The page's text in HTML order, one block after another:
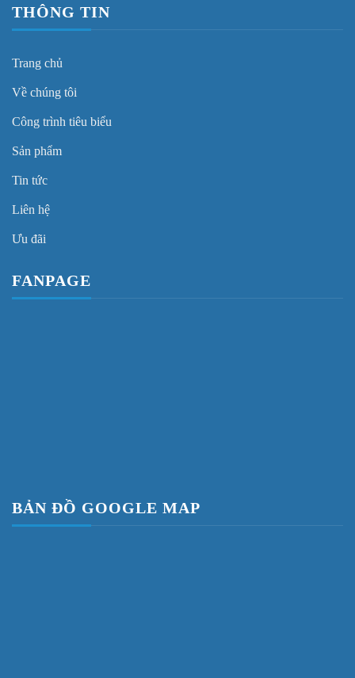
THÔNG TIN
Trang chủ
Về chúng tôi
Công trình tiêu biểu
Sản phẩm
Tin tức
Liên hệ
Ưu đãi
FANPAGE
BẢN ĐỒ GOOGLE MAP